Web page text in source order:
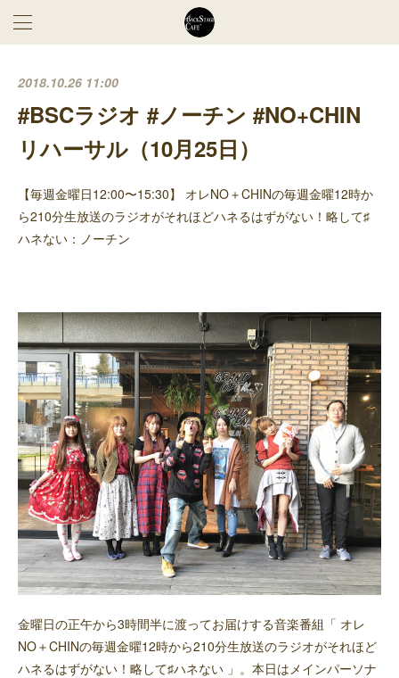
2018.10.26 11:00
#BSCラジオ #ノーチン #NO+CHIN
リハーサル（10月25日）
【毎週金曜日12:00〜15:30】 オレNO＋CHINの毎週金曜12時か
ら210分生放送のラジオがそれほどハネるはずがない！略して♯
ハネない：ノーチン
金曜日の正午から3時間半に渡ってお届けする音楽番組「 オレ
NO＋CHINの毎週金曜12時から210分生放送のラジオがそれほど
ハネるはずがない！略して♯ハネない 」。本日はメインパーソナ